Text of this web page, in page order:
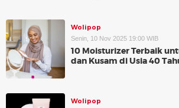
Wolipop
Senin, 10 Nov 2025 19:00 WIB
10 Moisturizer Terbaik
dan Kusam di Usia 40
Wolipop